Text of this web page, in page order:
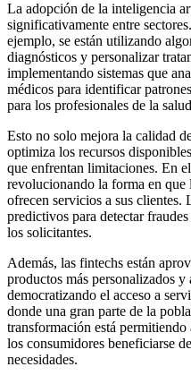
La adopción de la inteligencia
significativamente entre
ejemplo, se están utilizando
diagnósticos y personalizar
implementando sistemas que
médicos para identificar
para los profesionales de la
Esto no solo mejora la calidad
optimiza los recursos
que enfrentan limitaciones. En
revolucionando la forma en que
ofrecen servicios a sus clientes.
predictivos para detectar
los solicitantes.
Además, las fintechs están
productos más personalizados y
democratizando el acceso a
donde una gran parte de la
transformación está permitiendo
los consumidores beneficiarse
necesidades.